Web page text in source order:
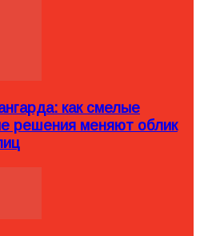
как смелые
решения меняют облик